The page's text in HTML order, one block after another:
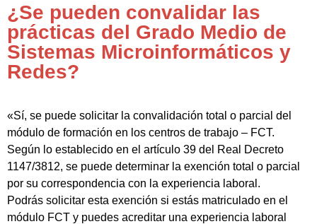
¿Se pueden convalidar las
prácticas del Grado Medio de
Sistemas Microinformáticos y
Redes?
«Sí, se puede solicitar la convalidación total o parcial del
módulo de formación en los centros de trabajo – FCT.
Según lo establecido en el artículo 39 del Real Decreto
1147/3812, se puede determinar la exención total o parcial
por su correspondencia con la experiencia laboral.
Podrás solicitar esta exención si estás matriculado en el
módulo FCT y puedes acreditar una experiencia laboral